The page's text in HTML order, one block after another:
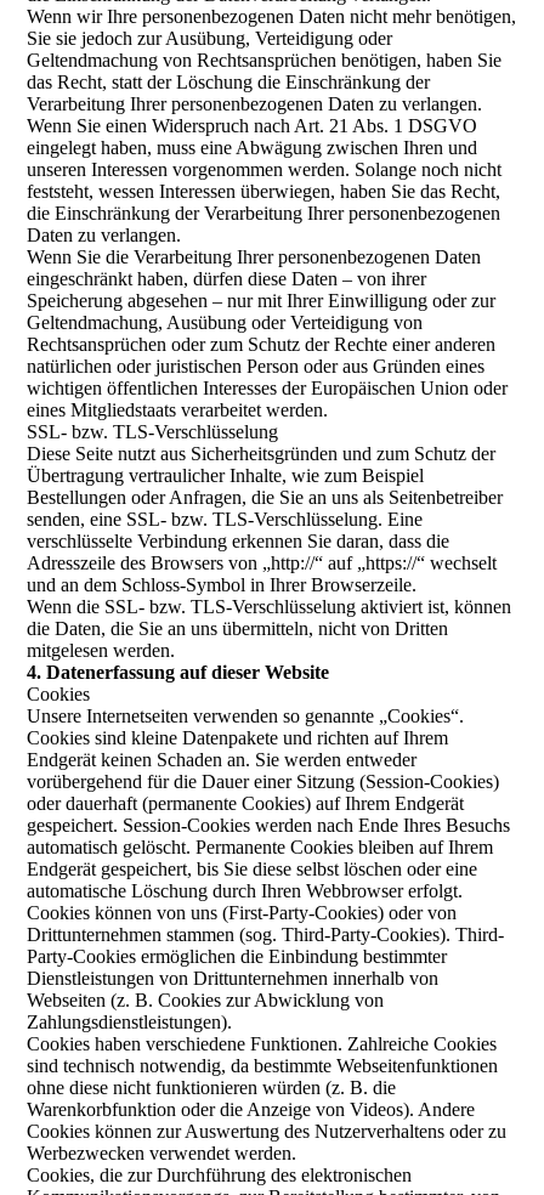
Wenn wir Ihre personenbezogenen Daten nicht mehr benötigen,
Sie sie jedoch zur Ausübung, Verteidigung oder
Geltendmachung von Rechtsansprüchen benötigen, haben Sie
das Recht, statt der Löschung die Einschränkung der
Verarbeitung Ihrer personenbezogenen Daten zu verlangen.
Wenn Sie einen Widerspruch nach Art. 21 Abs. 1 DSGVO
eingelegt haben, muss eine Abwägung zwischen Ihren und
unseren Interessen vorgenommen werden. Solange noch nicht
feststeht, wessen Interessen überwiegen, haben Sie das Recht,
die Einschränkung der Verarbeitung Ihrer personenbezogenen
Daten zu verlangen.
Wenn Sie die Verarbeitung Ihrer personenbezogenen Daten
eingeschränkt haben, dürfen diese Daten – von ihrer
Speicherung abgesehen – nur mit Ihrer Einwilligung oder zur
Geltendmachung, Ausübung oder Verteidigung von
Rechtsansprüchen oder zum Schutz der Rechte einer anderen
natürlichen oder juristischen Person oder aus Gründen eines
wichtigen öffentlichen Interesses der Europäischen Union oder
eines Mitgliedstaats verarbeitet werden.
SSL- bzw. TLS-Verschlüsselung
Diese Seite nutzt aus Sicherheitsgründen und zum Schutz der
Übertragung vertraulicher Inhalte, wie zum Beispiel
Bestellungen oder Anfragen, die Sie an uns als Seitenbetreiber
senden, eine SSL- bzw. TLS-Verschlüsselung. Eine
verschlüsselte Verbindung erkennen Sie daran, dass die
Adresszeile des Browsers von „http://“ auf „https://“ wechselt
und an dem Schloss-Symbol in Ihrer Browserzeile.
Wenn die SSL- bzw. TLS-Verschlüsselung aktiviert ist, können
die Daten, die Sie an uns übermitteln, nicht von Dritten
mitgelesen werden.
4. Datenerfassung auf dieser Website
Cookies
Unsere Internetseiten verwenden so genannte „Cookies“.
Cookies sind kleine Datenpakete und richten auf Ihrem
Endgerät keinen Schaden an. Sie werden entweder
vorübergehend für die Dauer einer Sitzung (Session-Cookies)
oder dauerhaft (permanente Cookies) auf Ihrem Endgerät
gespeichert. Session-Cookies werden nach Ende Ihres Besuchs
automatisch gelöscht. Permanente Cookies bleiben auf Ihrem
Endgerät gespeichert, bis Sie diese selbst löschen oder eine
automatische Löschung durch Ihren Webbrowser erfolgt.
Cookies können von uns (First-Party-Cookies) oder von
Drittunternehmen stammen (sog. Third-Party-Cookies). Third-
Party-Cookies ermöglichen die Einbindung bestimmter
Dienstleistungen von Drittunternehmen innerhalb von
Webseiten (z. B. Cookies zur Abwicklung von
Zahlungsdienstleistungen).
Cookies haben verschiedene Funktionen. Zahlreiche Cookies
sind technisch notwendig, da bestimmte Webseitenfunktionen
ohne diese nicht funktionieren würden (z. B. die
Warenkorbfunktion oder die Anzeige von Videos). Andere
Cookies können zur Auswertung des Nutzerverhaltens oder zu
Werbezwecken verwendet werden.
Cookies, die zur Durchführung des elektronischen